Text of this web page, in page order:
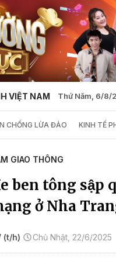
VIỆT NAM Thứ Năm, 6/8/
CHỐNG LỪA ĐẢO KINH TẾ
GIAO THÔNG
ben tông sập
ở Nha
(t/h) Chủ Nhật, 22/6/2025